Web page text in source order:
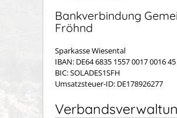
Bankverbindung
Fröhnd
Sparkasse Wiesental
IBAN: DE64 6835 1557 0017 0016 45
BIC: SOLADES1SFH
Umsatzsteuer-ID: DE178926277